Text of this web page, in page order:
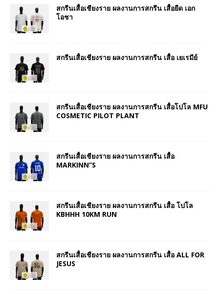
สกรีนเสื้อเชียงราย ผลงานการสกรีน เสื้อยืด เอก
โอชา
สกรีนเสื้อเชียงราย ผลงานการสกรีน เสื้อ เยเรมีย์
สกรีนเสื้อเชียงราย ผลงานการสกรีน เสื้อโปโล MFU
COSMETIC PILOT PLANT
สกรีนเสื้อเชียงราย ผลงานการสกรีน เสื้อ
MARKINN”S
สกรีนเสื้อเชียงราย ผลงานการสกรีน เสื้อ โปโล
KBHHH 10KM RUN
สกรีนเสื้อเชียงราย ผลงานการสกรีน เสื้อ ALL FOR
JESUS